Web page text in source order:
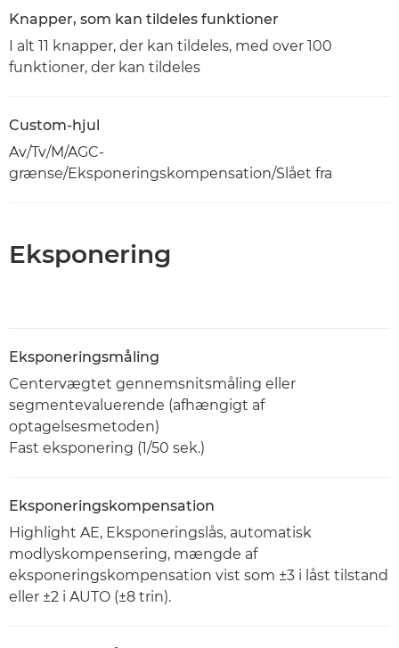
Knapper, som kan tildeles funktioner
I alt 11 knapper, der kan tildeles, med over 100
funktioner, der kan tildeles
Custom-hjul
Av/Tv/M/AGC-
grænse/Eksponeringskompensation/Slået fra
Eksponering
Eksponeringsmåling
Centervægtet gennemsnitsmåling eller
segmentevaluerende (afhængigt af
optagelsesmetoden)
Fast eksponering (1/50 sek.)
Eksponeringskompensation
Highlight AE, Eksponeringslås, automatisk
modlyskompensering, mængde af
eksponeringskompensation vist som ±3 i låst tilstand
eller ±2 i AUTO (±8 trin).